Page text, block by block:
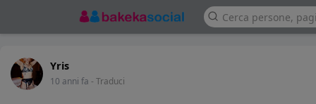
Yris
10 anni fa - Traduci